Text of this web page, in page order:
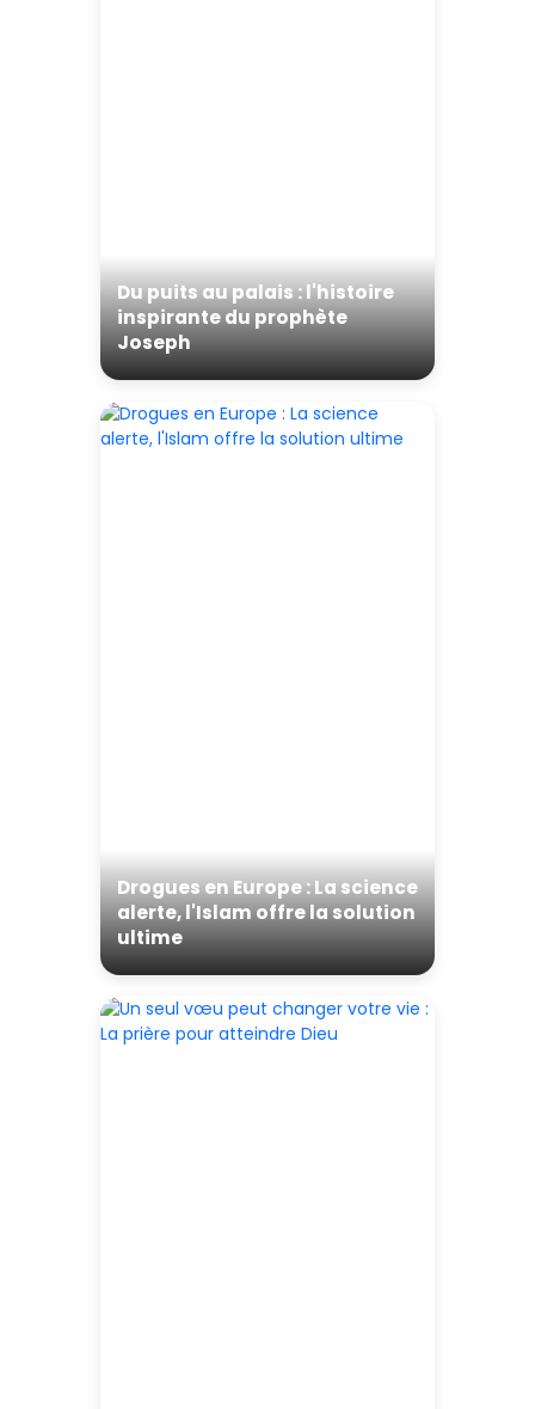
Du puits au palais : l'histoire
inspirante du prophète
Joseph
Drogues en Europe : La science
alerte, l'Islam offre la solution
ultime